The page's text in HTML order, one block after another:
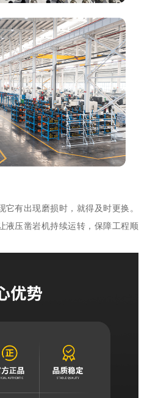
有出现磨损时，就得及时更换。
液压凿岩机持续运转，保障工程顺